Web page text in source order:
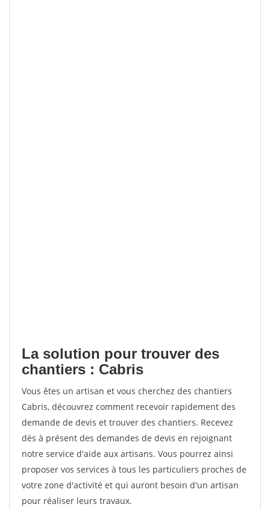
La solution pour trouver des
chantiers : Cabris
Vous êtes un artisan et vous cherchez des chantiers
Cabris, découvrez comment recevoir rapidement des
demande de devis et trouver des chantiers. Recevez
dès à présent des demandes de devis en rejoignant
notre service d'aide aux artisans. Vous pourrez ainsi
proposer vos services à tous les particuliers proches de
votre zone d'activité et qui auront besoin d'un artisan
pour réaliser leurs travaux.